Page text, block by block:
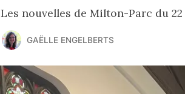
Les nouvelles de Milton-Parc du 22
GAËLLE ENGELBERTS